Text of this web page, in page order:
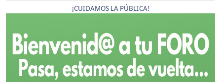
¡CUIDAMOS LA PÚBLICA!